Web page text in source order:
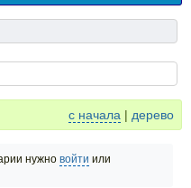
с начала | дерево
нужно войти или